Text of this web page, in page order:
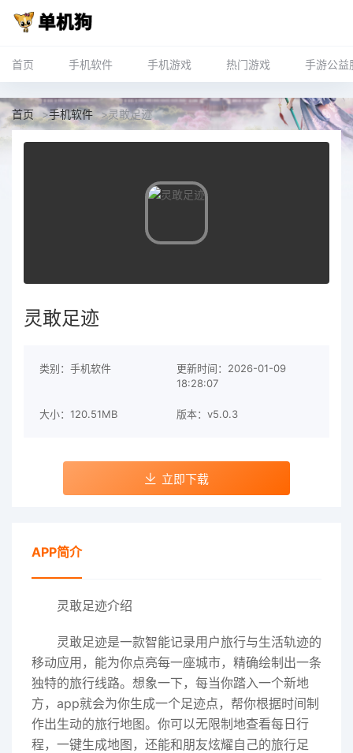
首页 手机软件 手机游戏 热门游戏 手游公益
首页 >手机软件 >灵敢足迹
灵敢足迹
类别：手机软件
更新时间：2026-01-09
18:28:07
大小：120.51MB 版本：v5.0.3
立即下载
APP简介
灵敢足迹介绍
灵敢足迹是一款智能记录用户旅行与生活轨迹的
移动应用，能为你点亮每一座城市，精确绘制出一条
独特的旅行线路。想象一下，每当你踏入一个新地
方，app就会为你生成一个足迹点，帮你根据时间制
作出生动的旅行地图。你可以无限制地查看每日行
程，一键生成地图，还能和朋友炫耀自己的旅行足